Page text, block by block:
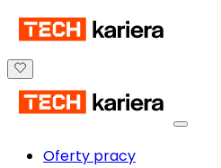
Oferty pracy